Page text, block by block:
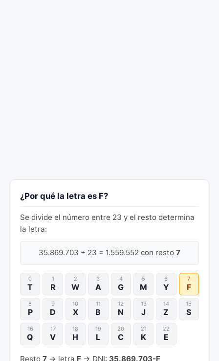
¿Por qué la letra es F?
Se divide el número entre 23 y el resto determina
la letra:
35.869.703 ÷ 23 = 1.559.552 con resto 7
0
T
1
R
2
W
3
A
4
G
5
M
6
Y
7
F
8
P
9
D
10
X
11
B
12
N
13
J
14
Z
15
S
16
Q
17
V
18
H
19
L
20
C
21
K
22
E
Resto 7 → letra F → DNI: 35.869.703-F